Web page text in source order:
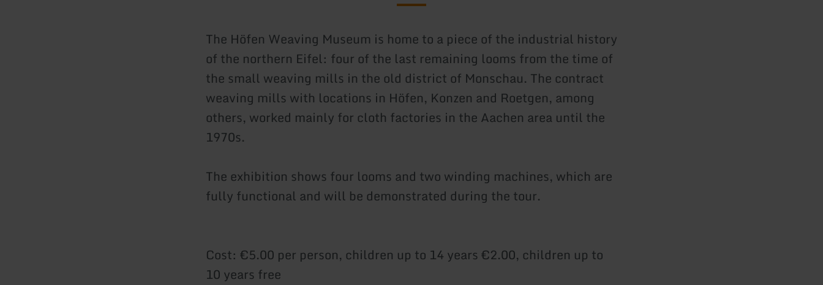
The Höfen Weaving Museum is home to a piece of the industrial history
of the northern Eifel: four of the last remaining looms from the time of
the small weaving mills in the old district of Monschau. The contract
weaving mills with locations in Höfen, Konzen and Roetgen, among
others, worked mainly for cloth factories in the Aachen area until the
1970s.
The exhibition shows four looms and two winding machines, which are
fully functional and will be demonstrated during the tour.
Cost: €5.00 per person, children up to 14 years €2.00, children up to
10 years free